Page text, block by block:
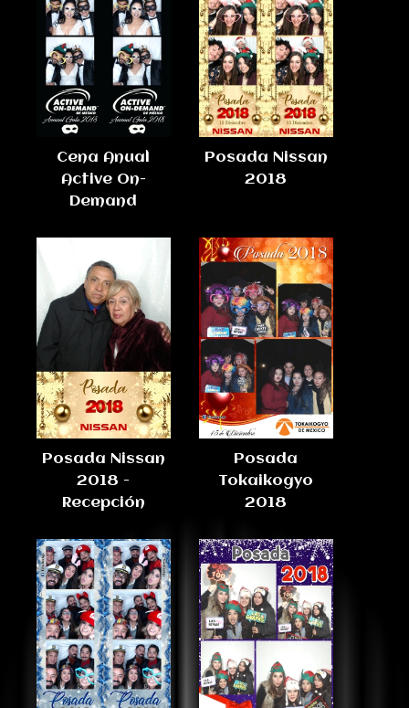
Cena Anual
Active On-
Demand
Posada Nissan
2018
Posada Nissan
2018 -
Recepción
Posada
Tokaikogyo
2018